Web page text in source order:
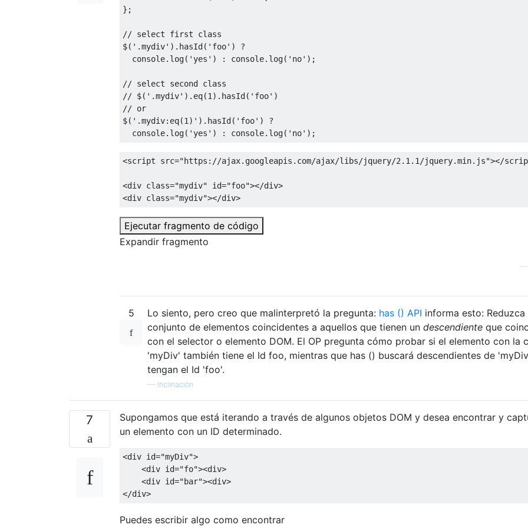
};
// select first class
$( '.mydiv' ). hasId( 'foo' )
?
  console
. log( 'yes' ) : console. log( 'no' );
// select second class
// $('.mydiv').eq(1).hasId('foo')
// or
$( '.mydiv:eq(1)' ). hasId( 'foo' )
?
  console
. log( 'yes' ) : console. log( 'no' );
<script src="https://ajax.googleapis.com/ajax/libs/jquery/2.1.1/jquery.min.js"></
<div class="mydiv" id="foo"></div>
<div class="mydiv"></div>
Ejecutar fragmento de código
Expandir fragmento
5 Lo siento, pero creo que malinterpretó la pregunta: has () API informa esto: Reduzca
conjunto de elementos coincidentes a aquellos que tienen un descendiente que
con el selector o elemento DOM. El OP pregunta cómo probar si el elemento con la
'myDiv' también tiene el Id foo, mientras que has () buscará descendientes de
tengan el Id 'foo'.
— Inclinación
7
Supongamos que está iterando a través de algunos objetos DOM y desea encontrar y
un elemento con un ID determinado.
<div id="myDiv">
<div id="fo"><div>
<div id="bar"><div>
</div>
Puedes escribir algo como encontrar